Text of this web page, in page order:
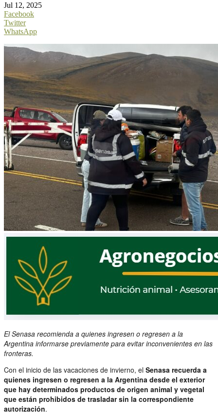
Jul 12, 2025
Facebook
Twitter
WhatsApp
El Senasa recomienda a quienes ingresen o regresen a la
Argentina informarse previamente para evitar inconvenientes en las
fronteras.
Con el inicio de las vacaciones de invierno, el Senasa recuerda a
quienes ingresen o regresen a la Argentina desde el exterior
que hay determinados productos de origen animal y vegetal
que están prohibidos de trasladar sin la correspondiente
autorización.